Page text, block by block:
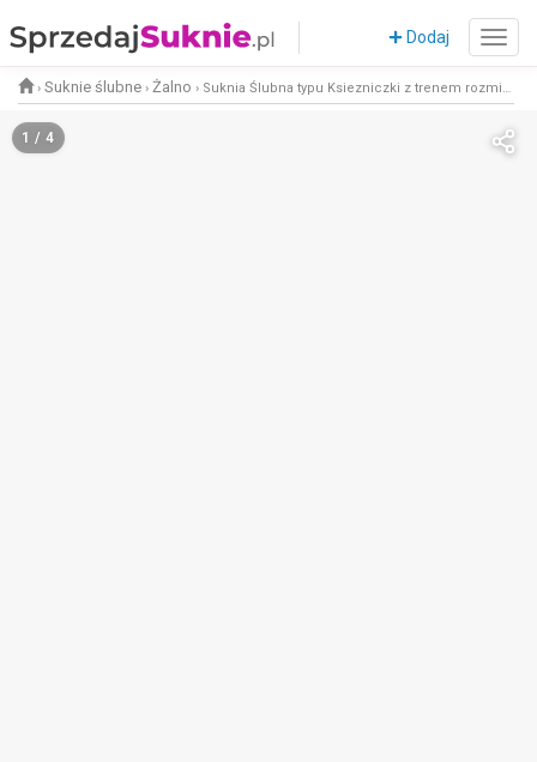
Dodaj
› Suknie ślubne › Żalno › Suknia Ślubna typu Ksiezniczki z trenem rozmiar od 38 do 44
1 / 4